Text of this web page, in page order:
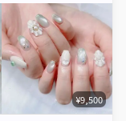
¥9,500